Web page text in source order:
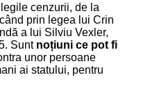
cenzurii, de la
prin legea lui Crin
a lui Silviu Vexler,
Sunt noțiuni ce pot fi
unor persoane
ai statului, pentru